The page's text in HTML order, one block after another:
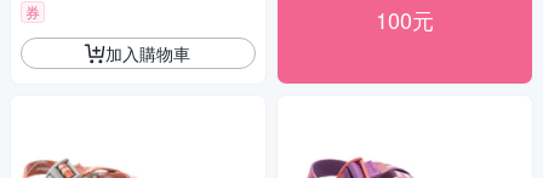
券
加入購物車
100元